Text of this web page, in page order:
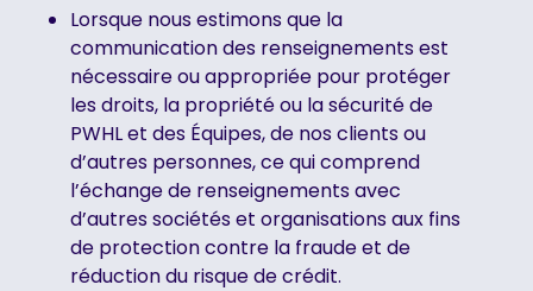
Lorsque nous estimons que la
communication des renseignements est
nécessaire ou appropriée pour protéger
les droits, la propriété ou la sécurité de
PWHL et des Équipes, de nos clients ou
d’autres personnes, ce qui comprend
l’échange de renseignements avec
d’autres sociétés et organisations aux fins
de protection contre la fraude et de
réduction du risque de crédit.